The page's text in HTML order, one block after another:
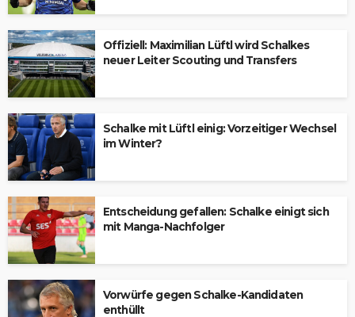
Offiziell: Maximilian Lüftl wird Schalkes
neuer Leiter Scouting und Transfers
Schalke mit Lüftl einig: Vorzeitiger Wechsel
im Winter?
Entscheidung gefallen: Schalke einigt sich
mit Manga-Nachfolger
Vorwürfe gegen Schalke-Kandidaten
enthüllt